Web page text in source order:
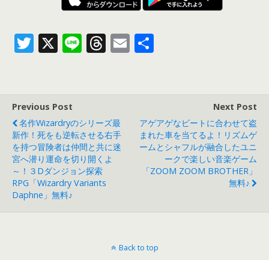
T
er
X Li T
d
s
E
Previous Post
名作Wizardryのシリーズ最
新作！死をも逆転させる右手
を持つ冒険者は仲間と共に迷
宮へ潜り運命を切り開くよ
～！３Dダンジョン探索
RPG「Wizardry Variants
Daphne」無料♪
Next Post
アゲアゲなビートに合わせて盗
まれた車を当てるよ！リズムゲ
ームとシャフルが融合したユニ
ークで楽しい音楽ゲーム
「ZOOM ZOOM BROTHER」
無料♪
Back to top